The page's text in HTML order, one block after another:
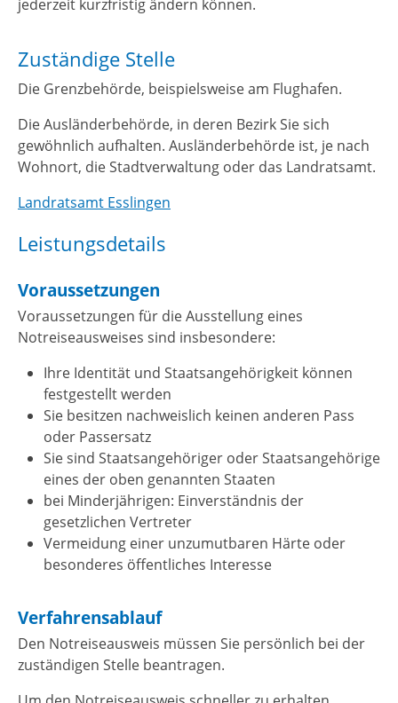
jederzeit kurzfristig ändern können.
Zuständige Stelle
Die Grenzbehörde, beispielsweise am Flughafen.
Die Ausländerbehörde, in deren Bezirk Sie sich
gewöhnlich aufhalten. Ausländerbehörde ist, je nach
Wohnort, die Stadtverwaltung oder das Landratsamt.
Landratsamt Esslingen
Leistungsdetails
Voraussetzungen
Voraussetzungen für die Ausstellung eines
Notreiseausweises sind insbesondere:
Ihre Identität und Staatsangehörigkeit können
festgestellt werden
Sie besitzen nachweislich keinen anderen Pass
oder Passersatz
Sie sind Staatsangehöriger oder Staatsangehörige
eines der oben genannten Staaten
bei Minderjährigen: Einverständnis der
gesetzlichen Vertreter
Vermeidung einer unzumutbaren Härte oder
besonderes öffentliches Interesse
Verfahrensablauf
Den Notreiseausweis müssen Sie persönlich bei der
zuständigen Stelle beantragen.